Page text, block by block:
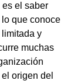
el saber
que conoce
y
muchas
origen del